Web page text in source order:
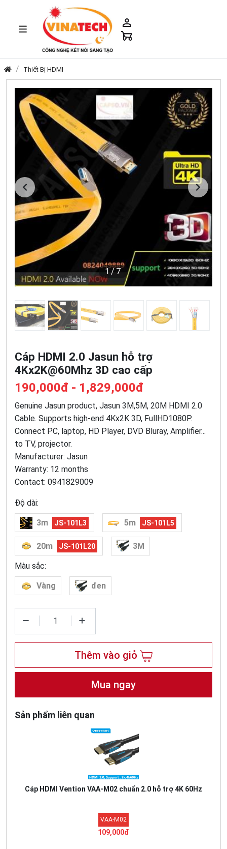
Thiết Bị HDMI
1/7
Cáp HDMI 2.0 Jasun hỗ trợ
4Kx2K@60Mhz 3D cao cấp
190,000đ - 1,829,000đ
Genuine Jasun product, Jasun 3M,5M, 20M HDMI 2.0
Cable. Supports high-end 4Kx2K 3D, FullHD1080P.
Connect PC, laptop, HD Player, DVD Bluray, Amplifier...
to TV, projector.
Manufacturer: Jasun
Warranty: 12 months
Contact: 0941829009
Độ dài:
3m JS-101L3 5m JS-101L5
20m JS-101L20 3M
Màu sắc:
Vàng đen
Thêm vào giỏ
Mua ngay
Sản phẩm liên quan
Cáp HDMI Vention VAA-M02 chuẩn 2.0 hỗ trợ 4K 60Hz
VAA-M02
109,000đ